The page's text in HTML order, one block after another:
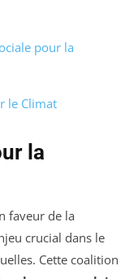
pour la
le Climat
la
faveur de la
crucial dans le
Cette coalition